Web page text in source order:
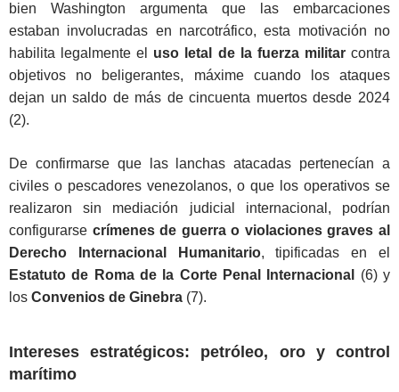
bien Washington argumenta que las embarcaciones
estaban involucradas en narcotráfico, esta motivación no
habilita legalmente el uso letal de la fuerza militarcontra
objetivos no beligerantes, máxime cuando los ataques
dejan un saldo de más de cincuenta muertos desde 2024
(2).
De confirmarse que las lanchas atacadas pertenecían a
civiles o pescadores venezolanos, o que los operativos se
realizaron sin mediación judicial internacional, podrían
configurarse crímenes de guerra o violaciones graves al
Derecho Internacional Humanitario, tipificadas en el
Estatuto de Roma de la Corte Penal Internacional (6) y
los Convenios de Ginebra (7).
Intereses estratégicos: petróleo, oro y control
marítimo